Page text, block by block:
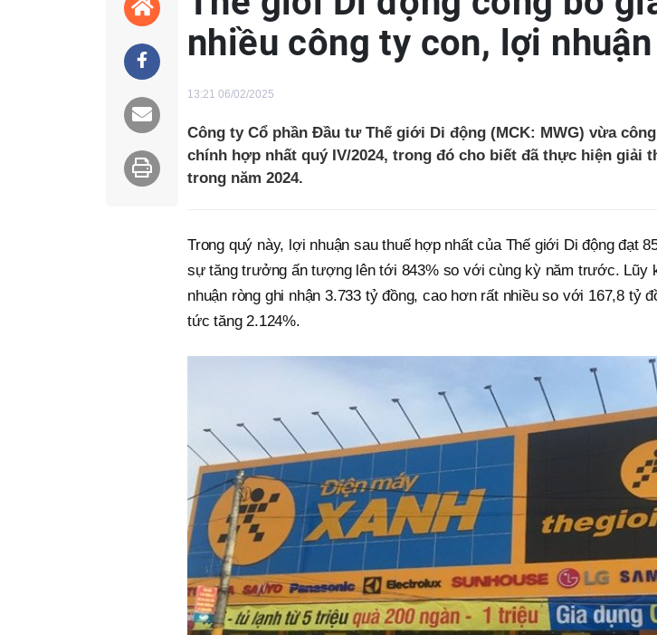
nhiều công ty con, lợi
13:21 06/02/2025
Công ty Cổ phần Đầu tư Thế giới Di động (MCK: MWG) vừa
chính hợp nhất quý IV/2024, trong đó cho biết đã thực hiện giải
trong năm 2024.
Trong quý này, lợi nhuận sau thuế hợp nhất của Thế giới Di động đạt
sự tăng trưởng ấn tượng lên tới 843% so với cùng kỳ năm trước. Lũy
nhuận ròng ghi nhận 3.733 tỷ đồng, cao hơn rất nhiều so với 167,8 tỷ
tức tăng 2.124%.